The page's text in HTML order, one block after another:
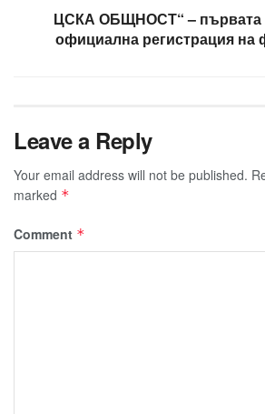
ЦСКА ОБЩНОСТ“ – първата
официална регистрация на
Leave a Reply
Your email address will not be published.
marked *
Comment *